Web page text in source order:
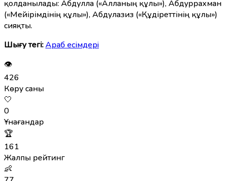
қолданылады: Абдулла («Алланың құлы»), Абдуррахман
(«Мейірімдінің құлы»), Абдулазиз («Құдіреттінің құлы»)
сияқты.
Шығу тегі:Араб есімдерi
👁
426
Көру саны
🤍
0
Ұнағандар
🏆
161
Жалпы рейтинг
👶